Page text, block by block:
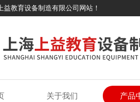
益教育设备制造有限公司网站！
关于我们 产品